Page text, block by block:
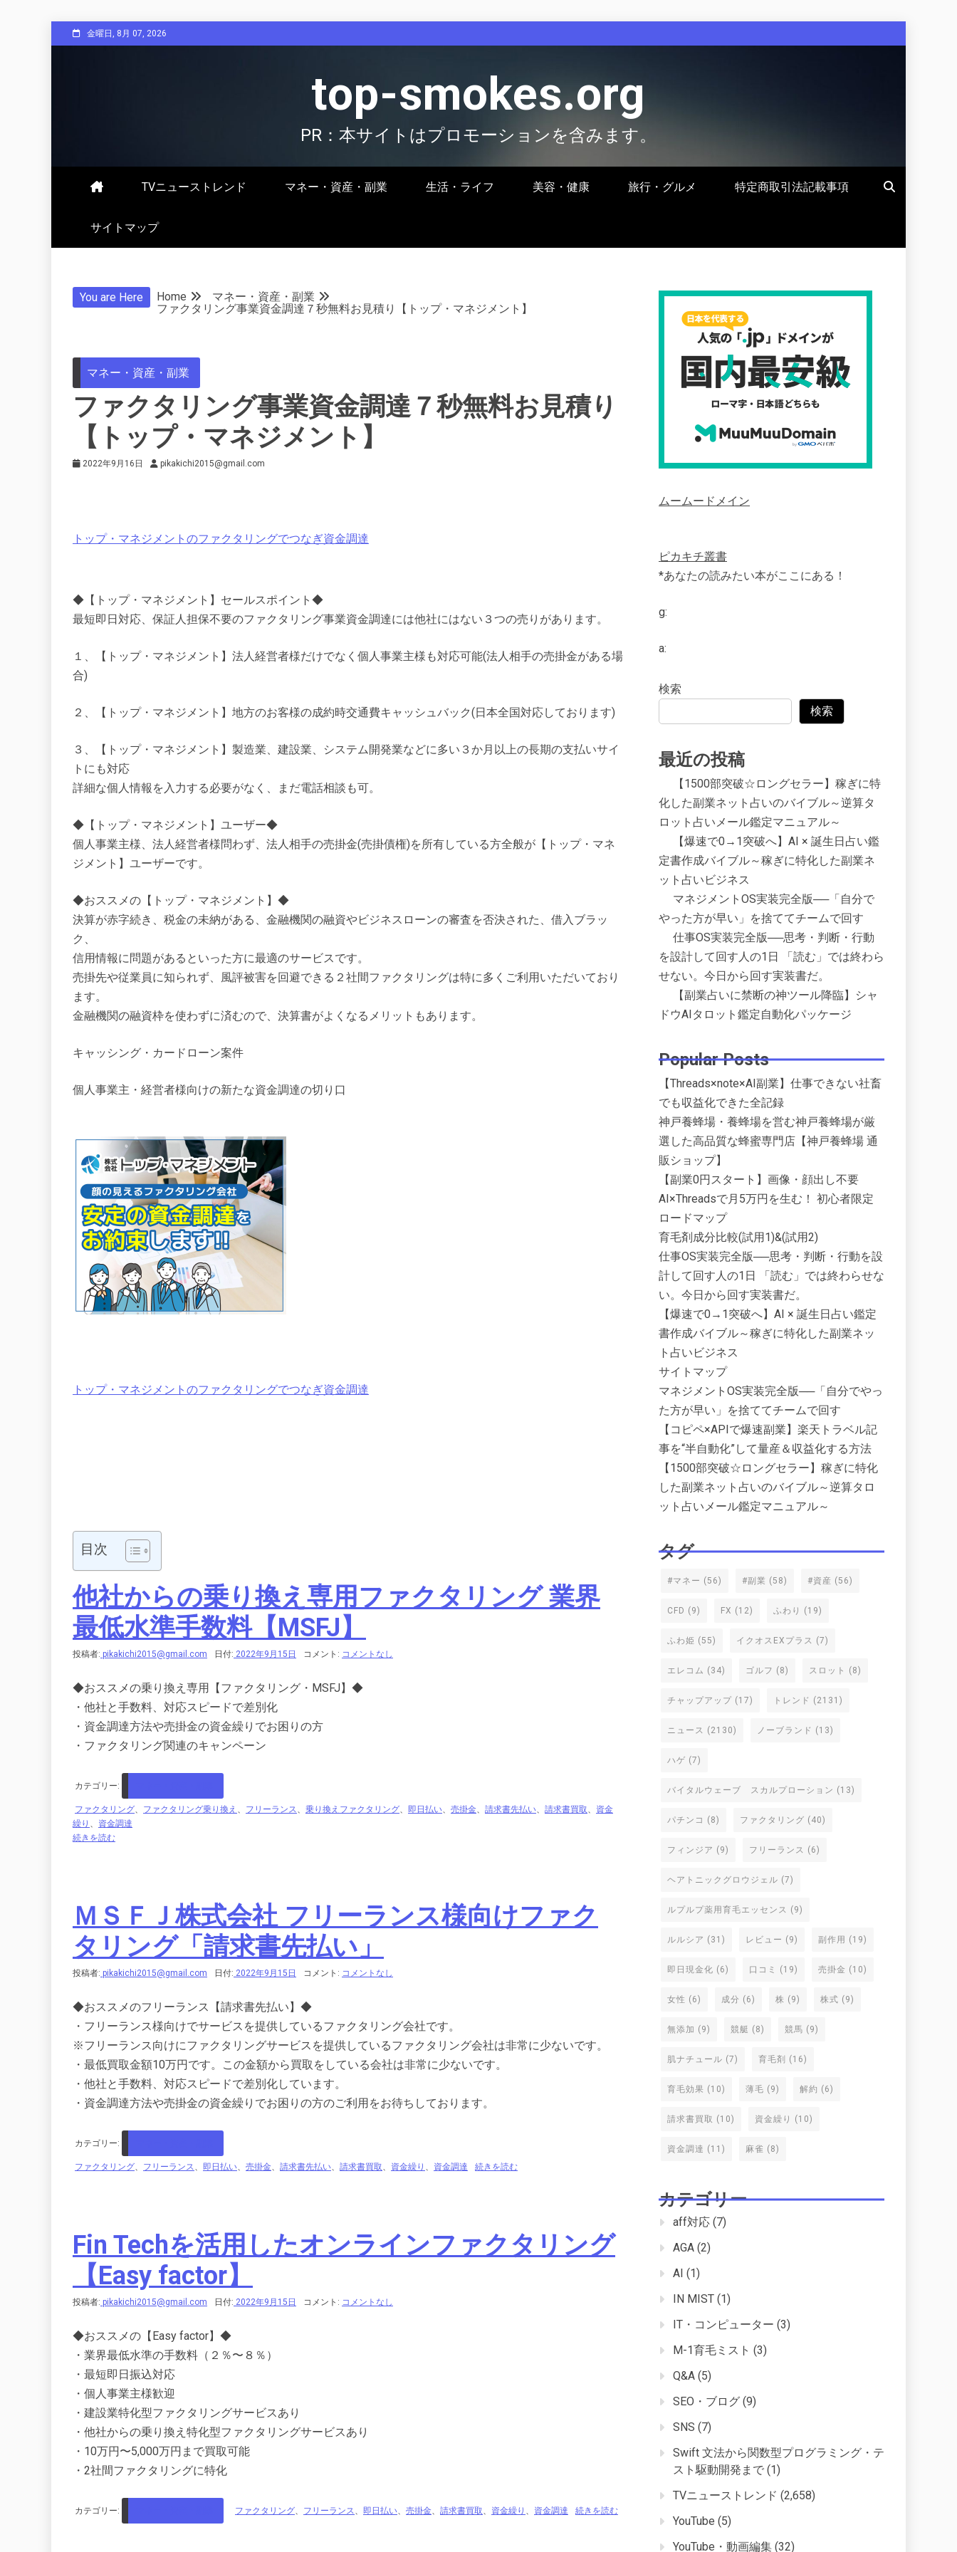
to
金曜日, 8月 07, 2026
top-smokes.org
PR：本サイトはプロモーションを含みます。
TVニューストレンド マネー・資産・副業 生活・ライフ 美容・健康 旅行・グルメ 特定商取引法記載事項
サイトマップ
You are Here Home
マネー・資産・副業
ファクタリング事業資金調達７秒無料お見積り【トップ・マネジメント】
マネー・資産・副業
ファクタリング事業資金調達７秒無料お見積り
【トップ・マネジメント】
2022年9月16日 pikakichi2015@gmail.com
トップ・マネジメントのファクタリングでつなぎ資金調達
◆【トップ・マネジメント】セールスポイント◆
最短即日対応、保証人担保不要のファクタリング事業資金調達には他社にはない３つの売りがあります。
１、【トップ・マネジメント】法人経営者様だけでなく個人事業主様も対応可能(法人相手の売掛金がある場
合)
２、【トップ・マネジメント】地方のお客様の成約時交通費キャッシュバック(日本全国対応しております)
３、【トップ・マネジメント】製造業、建設業、システム開発業などに多い３か月以上の長期の支払いサイ
トにも対応
詳細な個人情報を入力する必要がなく、まだ電話相談も可。
◆【トップ・マネジメント】ユーザー◆
個人事業主様、法人経営者様問わず、法人相手の売掛金(売掛債権)を所有している方全般が【トップ・マネ
ジメント】ユーザーです。
◆おススメの【トップ・マネジメント】◆
決算が赤字続き、税金の未納がある、金融機関の融資やビジネスローンの審査を否決された、借入ブラッ
ク、
信用情報に問題があるといった方に最適のサービスです。
売掛先や従業員に知られず、風評被害を回避できる２社間ファクタリングは特に多くご利用いただいており
ます。
金融機関の融資枠を使わずに済むので、決算書がよくなるメリットもあります。
キャッシング・カードローン案件
個人事業主・経営者様向けの新たな資金調達の切り口
トップ・マネジメントのファクタリングでつなぎ資金調達
目次
他社からの乗り換え専用ファクタリング 業界
最低水準手数料【MSFJ】
投稿者: pikakichi2015@gmail.com 日付: 2022年9月15日 コメント: コメントなし
◆おススメの乗り換え専用【ファクタリング・MSFJ】◆
・他社と手数料、対応スピードで差別化
・資金調達方法や売掛金の資金繰りでお困りの方
・ファクタリング関連のキャンペーン
カテゴリー:
ファクタリング、 ファクタリング乗り換え 、 フリーランス、 乗り換えファクタリング、 即日払い、 売掛金、 請求書先払い、 請求書買取、 資金
繰り 、 資金調達
続きを読む
ＭＳＦＪ株式会社 フリーランス様向けファク
タリング「請求書先払い」
投稿者: pikakichi2015@gmail.com 日付: 2022年9月15日 コメント: コメントなし
◆おススメのフリーランス【請求書先払い】◆
・フリーランス様向けでサービスを提供しているファクタリング会社です。
※フリーランス向けにファクタリングサービスを提供しているファクタリング会社は非常に少ないです。
・最低買取金額10万円です。この金額から買取をしている会社は非常に少ないです。
・他社と手数料、対応スピードで差別化しています。
・資金調達方法や売掛金の資金繰りでお困りの方のご利用をお待ちしております。
カテゴリー:
ファクタリング、 フリーランス、 即日払い、 売掛金、 請求書先払い、 請求書買取、 資金繰り 、 資金調達 続きを読む
Fin Techを活用したオンラインファクタリング
【Easy factor】
投稿者: pikakichi2015@gmail.com 日付: 2022年9月15日 コメント: コメントなし
◆おススメの【Easy factor】◆
・業界最低水準の手数料（２％〜８％）
・最短即日振込対応
・個人事業主様歓迎
・建設業特化型ファクタリングサービスあり
・他社からの乗り換え特化型ファクタリングサービスあり
・10万円〜5,000万円まで買取可能
・2社間ファクタリングに特化
カテゴリー: ファクタリング、 フリーランス、 即日払い、 売掛金、 請求書買取、 資金繰り 、 資金調達 続きを読む
ムームードメイン
ピカキチ叢書
*あなたの読みたい本がここにある！
g:
a:
検索
検索
最近の投稿
【1500部突破☆ロングセラー】稼ぎに特
化した副業ネット占いのバイブル～逆算タ
ロット占いメール鑑定マニュアル～
【爆速で0→1突破へ】AI × 誕生日占い鑑
定書作成バイブル～稼ぎに特化した副業ネ
ット占いビジネス
マネジメントOS実装完全版──「自分で
やった方が早い」を捨ててチームで回す
仕事OS実装完全版──思考・判断・行動
を設計して回す人の1日 「読む」では終わら
せない。今日から回す実装書だ。
【副業占いに禁断の神ツール降臨】シャ
ドウAIタロット鑑定自動化パッケージ
Popular Posts
【Threads×note×AI副業】仕事できない社畜
でも収益化できた全記録
神戸養蜂場・養蜂場を営む神戸養蜂場が厳
選した高品質な蜂蜜専門店【神戸養蜂場 通
販ショップ】
【副業0円スタート】画像・顔出し不要
AI×Threadsで月5万円を生む！ 初心者限定
ロードマップ
育毛剤成分比較(試用1)&(試用2)
仕事OS実装完全版──思考・判断・行動を設
計して回す人の1日 「読む」では終わらせな
い。今日から回す実装書だ。
【爆速で0→1突破へ】AI × 誕生日占い鑑定
書作成バイブル～稼ぎに特化した副業ネッ
ト占いビジネス
サイトマップ
マネジメントOS実装完全版──「自分でやっ
た方が早い」を捨ててチームで回す
【コピペ×APIで爆速副業】楽天トラベル記
事を“半自動化”して量産＆収益化する方法
【1500部突破☆ロングセラー】稼ぎに特化
した副業ネット占いのバイブル～逆算タロ
ット占いメール鑑定マニュアル～
タグ
#マネー (56) #副業 (58) #資産 (56)
CFD (9) FX (12) ふわり (19)
ふわ姫 (55) イクオスEXプラス (7)
エレコム (34) ゴルフ (8) スロット (8)
チャップアップ (17) トレンド (2131)
ニュース (2130) ノーブランド (13)
ハゲ (7)
バイタルウェーブ スカルプローション (13)
パチンコ (8) ファクタリング (40)
フィンジア (9) フリーランス (6)
ヘアトニックグロウジェル (7)
ルプルプ薬用育毛エッセンス (9)
ルルシア (31) レビュー (9) 副作用 (19)
即日現金化 (6) 口コミ (19) 売掛金 (10)
女性 (6) 成分 (6) 株 (9) 株式 (9)
無添加 (9) 競艇 (8) 競馬 (9)
肌ナチュール (7) 育毛剤 (16)
育毛効果 (10) 薄毛 (9) 解約 (6)
請求書買取 (10) 資金繰り (10)
資金調達 (11) 麻雀 (8)
カテゴリー
aff対応 (7)
AGA (2)
AI (1)
IN MIST (1)
IT・コンピューター (3)
M-1育毛ミスト (3)
Q&A (5)
SEO・ブログ (9)
SNS (7)
Swift 文法から関数型プログラミング・テ
スト駆動開発まで (1)
TVニューストレンド (2,658)
YouTube (5)
YouTube・動画編集 (32)